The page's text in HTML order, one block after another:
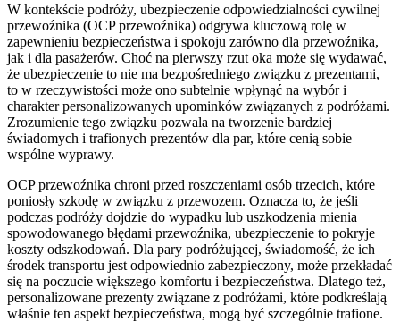
W kontekście podróży, ubezpieczenie odpowiedzialności cywilnej
przewoźnika (OCP przewoźnika) odgrywa kluczową rolę w
zapewnieniu bezpieczeństwa i spokoju zarówno dla przewoźnika,
jak i dla pasażerów. Choć na pierwszy rzut oka może się wydawać,
że ubezpieczenie to nie ma bezpośredniego związku z prezentami,
to w rzeczywistości może ono subtelnie wpłynąć na wybór i
charakter personalizowanych upominków związanych z podróżami.
Zrozumienie tego związku pozwala na tworzenie bardziej
świadomych i trafionych prezentów dla par, które cenią sobie
wspólne wyprawy.
OCP przewoźnika chroni przed roszczeniami osób trzecich, które
poniosły szkodę w związku z przewozem. Oznacza to, że jeśli
podczas podróży dojdzie do wypadku lub uszkodzenia mienia
spowodowanego błędami przewoźnika, ubezpieczenie to pokryje
koszty odszkodowań. Dla pary podróżującej, świadomość, że ich
środek transportu jest odpowiednio zabezpieczony, może przekładać
się na poczucie większego komfortu i bezpieczeństwa. Dlatego też,
personalizowane prezenty związane z podróżami, które podkreślają
właśnie ten aspekt bezpieczeństwa, mogą być szczególnie trafione.